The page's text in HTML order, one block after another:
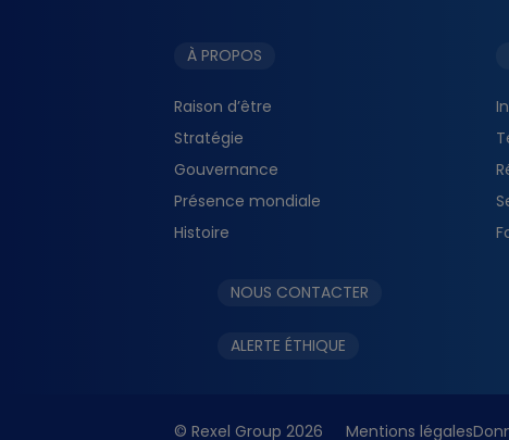
À PROPOS
Raison d’être
Stratégie
Gouvernance
Présence mondiale
Histoire
NOUS CONTACTER
ALERTE ÉTHIQUE
© Rexel Group 2026 Mentions légales